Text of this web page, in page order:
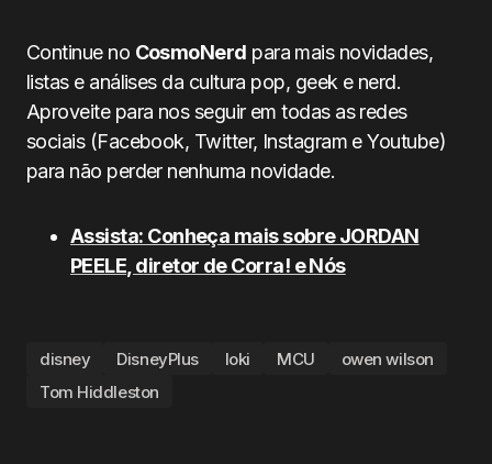
Continue no CosmoNerd para mais novidades,
listas e análises da cultura pop, geek e nerd.
Aproveite para nos seguir em todas as redes
sociais (Facebook, Twitter, Instagram e Youtube)
para não perder nenhuma novidade.
Assista: Conheça mais sobre JORDAN
PEELE, diretor de Corra! e Nós
disney DisneyPlus loki MCU
owen wilson
Tom Hiddleston